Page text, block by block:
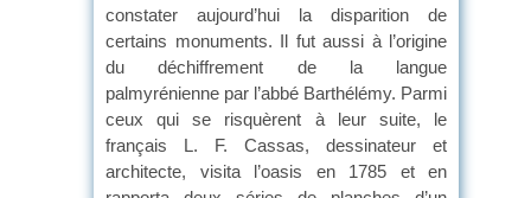
constater aujourd’hui la disparition de
certains monuments. Il fut aussi à l’origine
du déchiffrement de la langue
palmyrénienne par l’abbé Barthélémy. Parmi
ceux qui se risquèrent à leur suite, le
français L. F. Cassas, dessinateur et
architecte, visita l’oasis en 1785 et en